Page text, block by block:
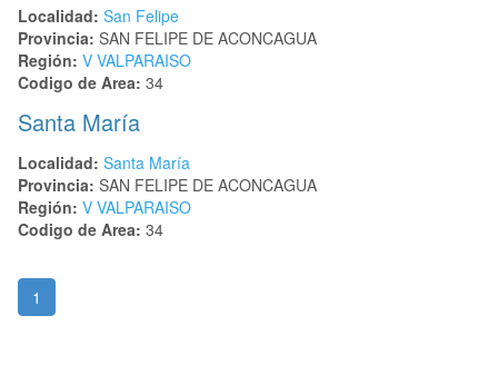
Localidad: San Felipe
Provincia: SAN FELIPE DE ACONCAGUA
Región: V VALPARAISO
Codigo de Area: 34
Santa María
Localidad: Santa María
Provincia: SAN FELIPE DE ACONCAGUA
Región: V VALPARAISO
Codigo de Area: 34
1